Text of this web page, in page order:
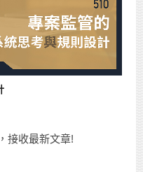
接收最新文章!